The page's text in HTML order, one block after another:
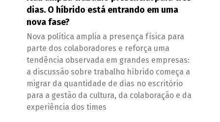
dias. O híbrido está entrando em uma
nova fase?
Nova política amplia a presença física para
parte dos colaboradores e reforça uma
tendência observada em grandes empresas:
a discussão sobre trabalho híbrido começa a
migrar da quantidade de dias no escritório
para a gestão da cultura, da colaboração e da
experiência dos times